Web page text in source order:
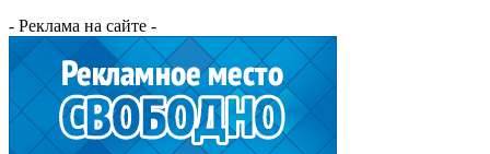
- Реклама на сайте -